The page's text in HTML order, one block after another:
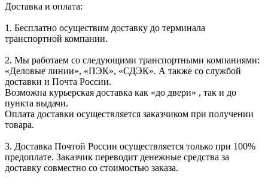
Доставка и оплата:
1. Бесплатно осуществим доставку до терминала
транспортной компании.
2. Мы работаем со следующими транспортными компаниями:
«Деловые линии», «ПЭК», «СДЭК». А также со службой
доставки и Почта России.
Возможна курьерская доставка как «до двери» , так и до
пункта выдачи.
Оплата доставки осуществляется заказчиком при получении
товара.
3. Доставка Почтой России осуществляется только при 100%
предоплате. Заказчик переводит денежные средства за
доставку совместно со стоимостью заказа.